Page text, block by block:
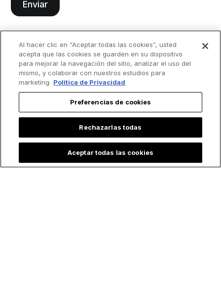
Al hacer clic en “Aceptar todas las cookies”, usted
acepta que las cookies se guarden en su dispositivo
para mejorar la navegación del sitio, analizar el uso del
mismo, y colaborar con nuestros estudios para
marketing. Política de Privacidad
Preferencias de cookies
Rechazarlas todas
Aceptar todas las cookies